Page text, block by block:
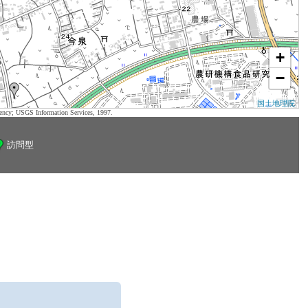
+
−
国土地理院
USGS Information Services, 1997.
訪問型